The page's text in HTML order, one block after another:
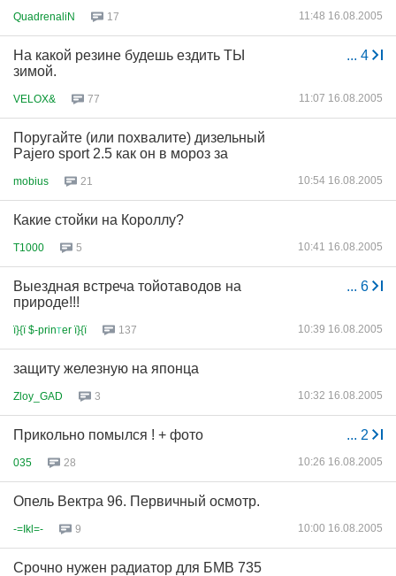
QuadrenaliN 17 11:48 16.08.2005
... 4
На какой резине будешь ездить ТЫ
зимой.
VELOX& 77 11:07 16.08.2005
Поругайте (или похвалите) дизельный
Pajero sport 2.5 как он в мороз за
mobius 21 10:54 16.08.2005
Какие стойки на Короллу?
T1000 5 10:41 16.08.2005
... 6
Выездная встреча тойотаводов на
природе!!!
ї}{ї $-prinтer ї}{ї 137 10:39 16.08.2005
защиту железную на японца
Zloy_GAD 3 10:32 16.08.2005
... 2
Прикольно помылся ! + фото
035 28 10:26 16.08.2005
Опель Вектра 96. Первичный осмотр.
-=Ikl=- 9 10:00 16.08.2005
Срочно нужен радиатор для БМВ 735